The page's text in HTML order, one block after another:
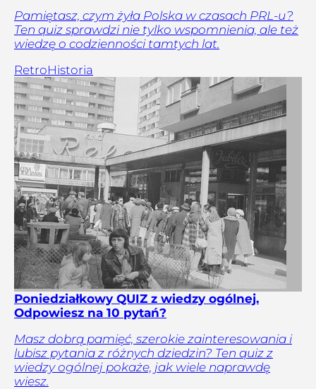
Pamiętasz, czym żyła Polska w czasach PRL-u?
Ten quiz sprawdzi nie tylko wspomnienia, ale też
wiedzę o codzienności tamtych lat.
RetroHistoria
Poniedziałkowy QUIZ z wiedzy ogólnej.
Odpowiesz na 10 pytań?
Masz dobrą pamięć, szerokie zainteresowania i
lubisz pytania z różnych dziedzin? Ten quiz z
wiedzy ogólnej pokaże, jak wiele naprawdę
wiesz.